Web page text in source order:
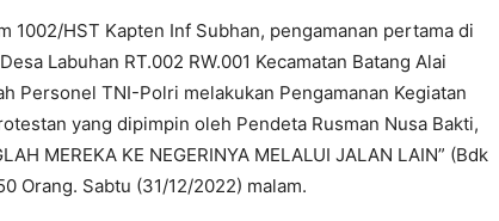
HST Kapten Inf Subhan, pengamanan pertama di
Labuhan RT.002 RW.001 Kecamatan Batang Alai
Personel TNI-Polri melakukan Pengamanan Kegiatan
yang dipimpin oleh Pendeta Rusman Nusa Bakti,
MEREKA KE NEGERINYA MELALUI JALAN LAIN” (Bdk
Orang. Sabtu (31/12/2022) malam.